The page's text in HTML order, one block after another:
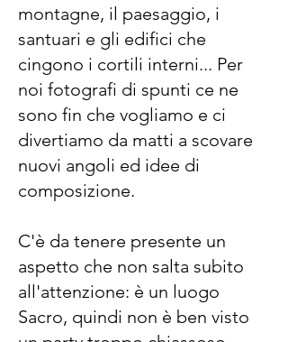
montagne, il paesaggio, i
santuari e gli edifici che
cingono i cortili interni... Per
noi fotografi di spunti ce ne
sono fin che vogliamo e ci
divertiamo da matti a scovare
nuovi angoli ed idee di
composizione.
C'è da tenere presente un
aspetto che non salta subito
all'attenzione: è un luogo
Sacro, quindi non è ben visto